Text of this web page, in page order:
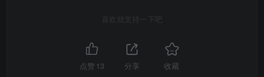
喜欢就支持一下吧
点赞 13 分享 收藏